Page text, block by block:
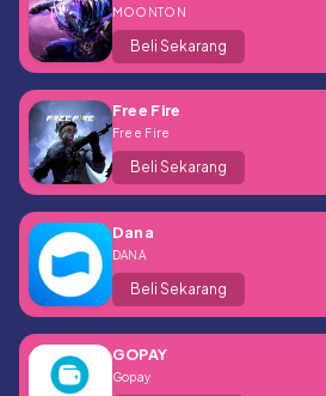
MOONTON
Beli Sekarang
Free Fire
Free Fire
Beli Sekarang
Dana
DANA
Beli Sekarang
GOPAY
Gopay